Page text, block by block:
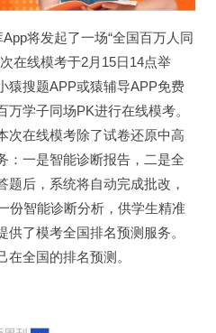
将发起了一场“全国百万人同
在线模考于2月15日14点举
猿搜题APP或猿辅导APP免费
学子同场PK进行在线模考。
次在线模考除了试卷还原中高
：一是智能诊断报告，二是全
题后，系统将自动完成批改，
份智能诊断分析，供学生精准
了模考全国排名预测服务。
全国的排名预测。